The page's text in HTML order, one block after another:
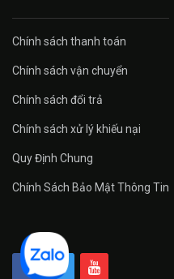
Chính sách thanh toán
Chính sách vận chuyển
Chính sách đổi trả
Chính sách xử lý khiếu nại
Quy Định Chung
Chính Sách Bảo Mật Thông Tin